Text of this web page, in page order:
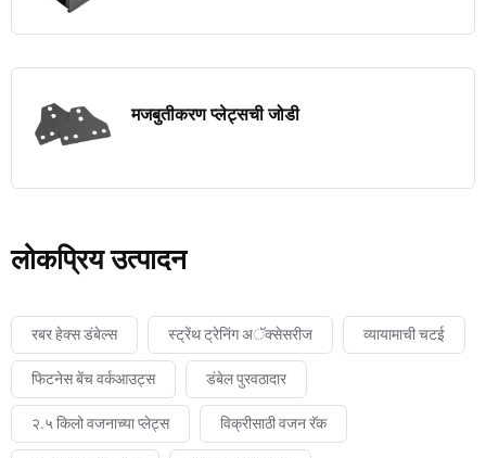
मजबुतीकरण प्लेट्सची जोडी
लोकप्रिय उत्पादन
रबर हेक्स डंबेल्स स्ट्रेंथ ट्रेनिंग अॅक्सेसरीज व्यायामाची चटई
फिटनेस बेंच वर्कआउट्स डंबेल पुरवठादार
२.५ किलो वजनाच्या प्लेट्स विक्रीसाठी वजन रॅक